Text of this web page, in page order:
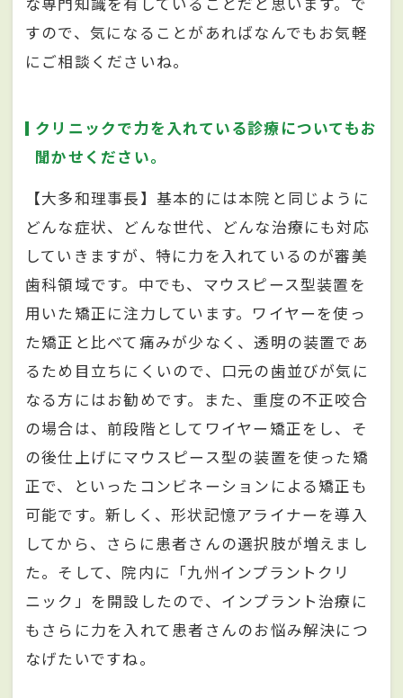
すので、気になることがあればなんでもお気軽
にご相談くださいね。
クリニックで力を入れている診療についてもお
聞かせください。
【大多和理事長】基本的には本院と同じように
どんな症状、どんな世代、どんな治療にも対応
していきますが、特に力を入れているのが審美
歯科領域です。中でも、マウスピース型装置を
用いた矯正に注力しています。ワイヤーを使っ
た矯正と比べて痛みが少なく、透明の装置であ
るため目立ちにくいので、口元の歯並びが気に
なる方にはお勧めです。また、重度の不正咬合
の場合は、前段階としてワイヤー矯正をし、そ
の後仕上げにマウスピース型の装置を使った矯
正で、といったコンビネーションによる矯正も
可能です。新しく、形状記憶アライナーを導入
してから、さらに患者さんの選択肢が増えまし
た。そして、院内に「九州インプラントクリ
ニック」を開設したので、インプラント治療に
もさらに力を入れて患者さんのお悩み解決につ
なげたいですね。